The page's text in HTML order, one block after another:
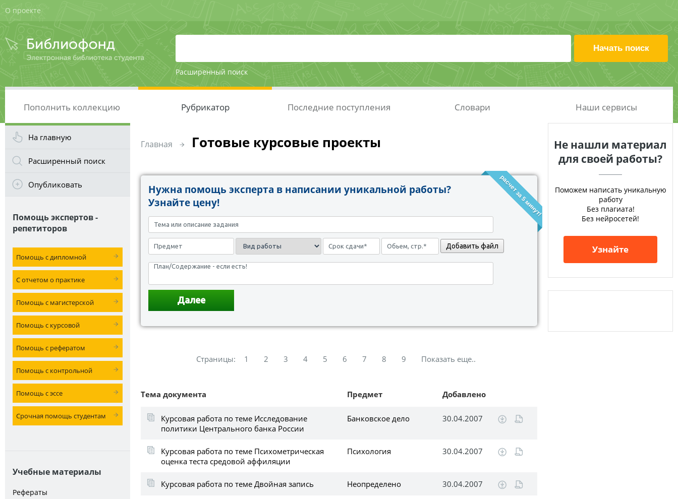
О проекте
Расширенный поиск
Пополнить коллекцию Рубрикатор Последние поступления Словари Наши сервисы
На главную
Расширенный поиск
Опубликовать
Помощь экспертов -
репетиторов
Помощь с дипломной
С отчетом о практике
Помощь с магистерской
Помощь с курсовой
Помощь с рефератом
Помощь с контрольной
Помощь с эссе
Срочная помощь студентам
Учебные материалы
Рефераты
Главная Готовые курсовые проекты
расчет за 5 минут!
Нужна помощь эксперта в написании уникальной работы?
Узнайте цену!
Добавить файл
Страницы: 1 2 3 4 5 6 7 8 9 Показать еще..
Тема документа Предмет Добавлено
Курсовая работа по теме Исследование
политики Центрального банка России
Банковское дело 30.04.2007
Курсовая работа по теме Психометрическая
оценка теста средовой аффиляции
Психология 30.04.2007
Курсовая работа по теме Двойная запись Неопределено 30.04.2007
Не нашли материал
для своей работы?
Поможем написать уникальную
работу
Без плагиата!
Без нейросетей!
Узнайте